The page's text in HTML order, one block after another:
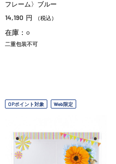
フレーム〉ブルー
14,190 円 （税込）
在庫：○
二重包装不可
OPポイント対象 Web限定